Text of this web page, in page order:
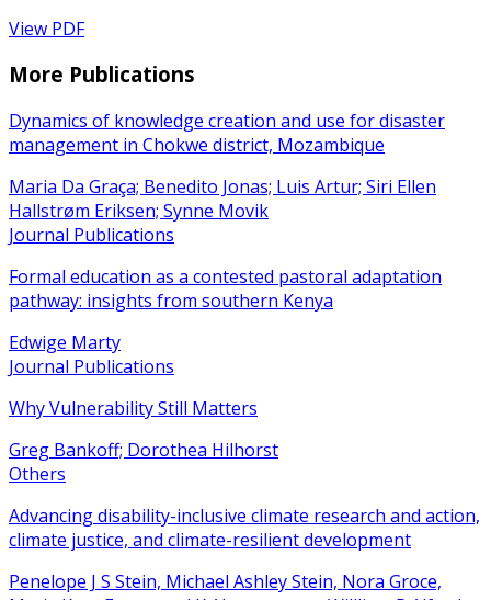
View PDF
More Publications
Dynamics of knowledge creation and use for disaster
management in Chokwe district, Mozambique
Maria Da Graça; Benedito Jonas; Luis Artur; Siri Ellen
Hallstrøm Eriksen; Synne Movik
Journal Publications
Formal education as a contested pastoral adaptation
pathway: insights from southern Kenya
Edwige Marty
Journal Publications
Why Vulnerability Still Matters
Greg Bankoff; Dorothea Hilhorst
Others
Advancing disability-inclusive climate research and action,
climate justice, and climate-resilient development
Penelope J S Stein, Michael Ashley Stein, Nora Groce,